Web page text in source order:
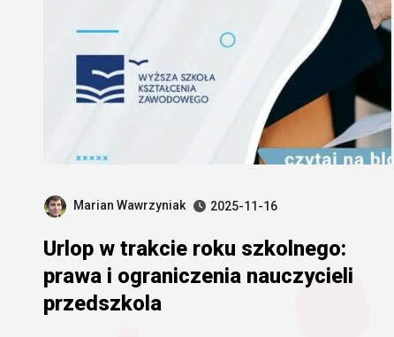
Marian Wawrzyniak 2025-11-16
Urlop w trakcie roku szkolnego:
prawa i ograniczenia nauczycieli
przedszkola